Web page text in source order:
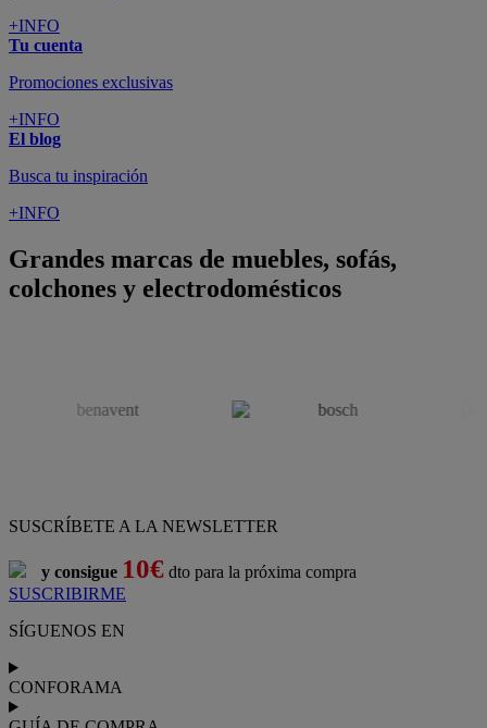
+INFO
Tu cuenta
Promociones exclusivas
+INFO
El blog
Busca tu inspiración
+INFO
Grandes marcas de muebles, sofás,
colchones y electrodomésticos
SUSCRÍBETE A LA NEWSLETTER
y consigue 10€ dto para la próxima compra
SUSCRIBIRME
SÍGUENOS EN
CONFORAMA